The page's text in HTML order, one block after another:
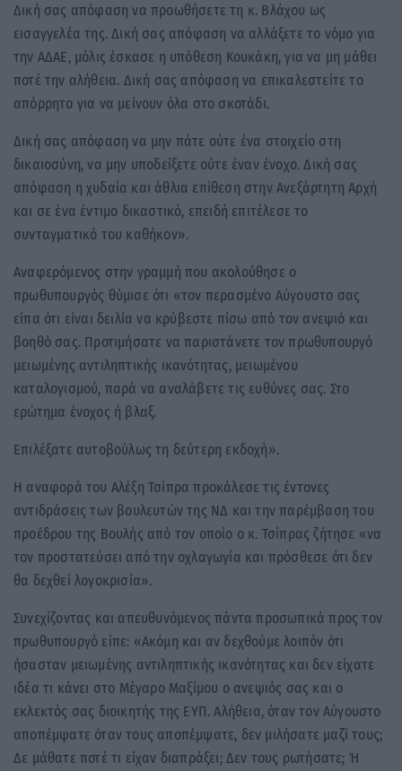
Δική σας απόφαση να προωθήσετε τη κ. Βλάχου ως
εισαγγελέα της. Δική σας απόφαση να αλλάξετε το νόμο για
την ΑΔΑΕ, μόλις έσκασε η υπόθεση Κουκάκη, για να μη μάθει
ποτέ την αλήθεια. Δική σας απόφαση να επικαλεστείτε το
απόρρητο για να μείνουν όλα στο σκοτάδι.
Δική σας απόφαση να μην πάτε ούτε ένα στοιχείο στη
δικαιοσύνη, να μην υποδείξετε ούτε έναν ένοχο. Δική σας
απόφαση η χυδαία και άθλια επίθεση στην Ανεξάρτητη Αρχή
και σε ένα έντιμο δικαστικό, επειδή επιτέλεσε το
συνταγματικό του καθήκον».
Αναφερόμενος στην γραμμή που ακολούθησε ο
πρωθυπουργός θύμισε ότι «τον περασμένο Αύγουστο σας
είπα ότι είναι δειλία να κρύβεστε πίσω από τον ανεψιό και
βοηθό σας. Προτιμήσατε να παριστάνετε τον πρωθυπουργό
μειωμένης αντιληπτικής ικανότητας, μειωμένου
καταλογισμού, παρά να αναλάβετε τις ευθύνες σας. Στο
ερώτημα ένοχος ή βλαξ.
Επιλέξατε αυτοβούλως τη δεύτερη εκδοχή».
Η αναφορά του Αλέξη Τσίπρα προκάλεσε τις έντονες
αντιδράσεις των βουλευτών της ΝΔ και την παρέμβαση του
προέδρου της Βουλής από τον οποίο ο κ. Τσίπρας ζήτησε «να
τον προστατεύσει από την οχλαγωγία και πρόσθεσε ότι δεν
θα δεχθεί λογοκρισία».
Συνεχίζοντας και απευθυνόμενος πάντα προσωπικά προς τον
πρωθυπουργό είπε: «Ακόμη και αν δεχθούμε λοιπόν ότι
ήσασταν μειωμένης αντιληπτικής ικανότητας και δεν είχατε
ιδέα τι κάνει στο Μέγαρο Μαξίμου ο ανεψιός σας και ο
εκλεκτός σας διοικητής της ΕΥΠ. Αλήθεια, όταν τον Αύγουστο
αποπέμψατε όταν τους αποπέμψατε, δεν μιλήσατε μαζί τους;
Δε μάθατε ποτέ τι είχαν διαπράξει; Δεν τους ρωτήσατε; Ή